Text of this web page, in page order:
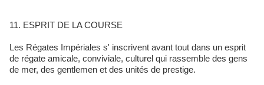
11. ESPRIT DE LA COURSE
Les Régates Impériales s' inscrivent avant tout dans un esprit
de régate amicale, conviviale, culturel qui rassemble des gens
de mer, des gentlemen et des unités de prestige.